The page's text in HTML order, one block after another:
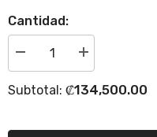
Cantidad:
Disminuir
cantidad
Anteojos
-
Incrementar
la
para
Sutro
Subtotal: ₡134,500.00